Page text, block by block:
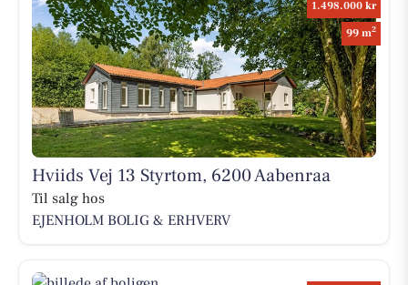
1.498.000 kr
99 m2
Hviids Vej 13 Styrtom, 6200 Aabenraa
Til salg hos
EJENHOLM BOLIG & ERHVERV